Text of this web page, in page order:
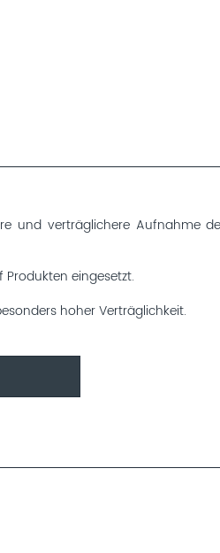
und verträglichere Aufnahme
eingesetzt.
hoher Verträglichkeit.